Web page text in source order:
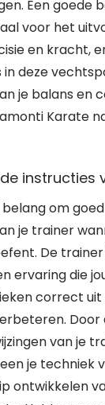
Een goede
voor het
en kracht,
deze
je balans en
Karate
instructies
om
je trainer
De
ervaring die
correct
van je
je techniek
ontwikkelen